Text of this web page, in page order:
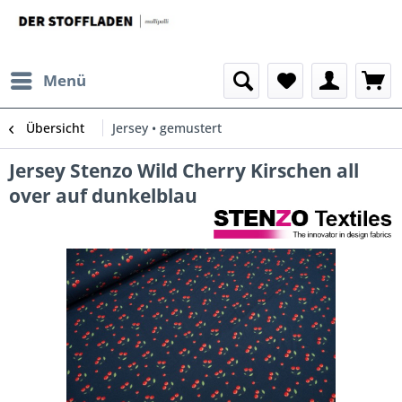
Menü
Übersicht Jersey • gemustert
Jersey Stenzo Wild Cherry Kirschen all
over auf dunkelblau